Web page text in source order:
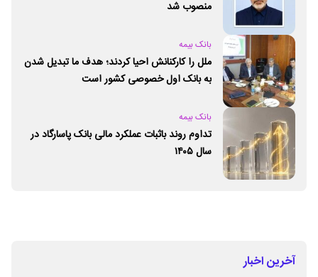
منصوب شد
بانک بیمه
ملل را کارکنانش احیا کردند؛ هدف ما تبدیل شدن
به بانک اول خصوصی کشور است
بانک بیمه
تداوم روند باثبات عملکرد مالی بانک پاسارگاد در
سال ۱۴۰۵
آخرین اخبار